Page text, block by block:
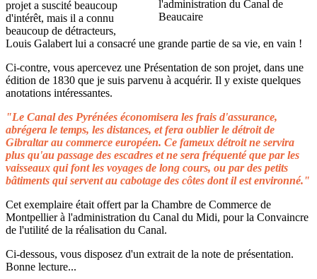
projet a suscité beaucoup
d'intérêt, mais il a connu
beaucoup de détracteurs,
Louis Galabert lui a consacré une grande partie de sa vie, en vain !
Ci-contre, vous apercevez une Présentation de son projet, dans une
édition de 1830 que je suis parvenu à acquérir. Il y existe quelques
anotations intéressantes.
"Le Canal des Pyrénées économisera les frais d'assurance,
abrégera le temps, les distances, et fera oublier le détroit de
Gibraltar au commerce européen. Ce fameux détroit ne servira
plus qu'au passage des escadres et ne sera fréquenté que par les
vaisseaux qui font les voyages de long cours, ou par des petits
bâtiments qui servent au cabotage des côtes dont il est environné."
Cet exemplaire était offert par la Chambre de Commerce de
Montpellier à l'administration du Canal du Midi, pour la Convaincre
de l'utilité de la réalisation du Canal.
Ci-dessous, vous disposez d'un extrait de la note de présentation.
Bonne lecture...